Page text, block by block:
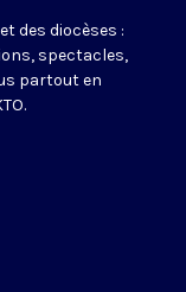
des diocèses :
spectacles,
partout en